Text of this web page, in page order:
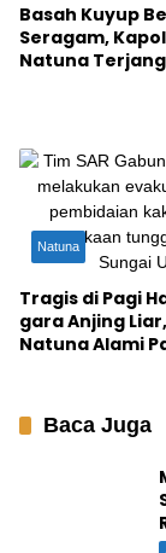
Basah Kuyup
Seragam,
Natuna
Natuna
Tragis di Pagi
gara Anjing
Natuna Alami
AnakBaca Juga